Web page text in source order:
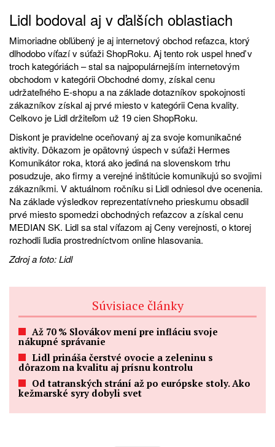
Lidl bodoval aj v ďalších oblastiach
Mimoriadne obľúbený je aj internetový obchod reťazca, ktorý
dlhodobo víťazí v súťaži ShopRoku. Aj tento rok uspel hneď v
troch kategóriách – stal sa najpopulárnejším internetovým
obchodom v kategórii Obchodné domy, získal cenu
udržateľného E-shopu a na základe dotazníkov spokojnosti
zákazníkov získal aj prvé miesto v kategórii Cena kvality.
Celkovo je Lidl držiteľom už 19 cien ShopRoku.
Diskont je pravidelne oceňovaný aj za svoje komunikačné
aktivity. Dôkazom je opätovný úspech v súťaži Hermes
Komunikátor roka, ktorá ako jediná na slovenskom trhu
posudzuje, ako firmy a verejné inštitúcie komunikujú so svojimi
zákazníkmi. V aktuálnom ročníku si Lidl odniesol dve ocenenia.
Na základe výsledkov reprezentatívneho prieskumu obsadil
prvé miesto spomedzi obchodných reťazcov a získal cenu
MEDIAN SK. Lidl sa stal víťazom aj Ceny verejnosti, o ktorej
rozhodli ľudia prostredníctvom online hlasovania.
Zdroj a foto: Lidl
Súvisiace články
Až 70 % Slovákov mení pre infláciu svoje
nákupné správanie
Lidl prináša čerstvé ovocie a zeleninu s
dôrazom na kvalitu aj prísnu kontrolu
Od tatranských strání až po európske stoly. Ako
kežmarské syry dobyli svet